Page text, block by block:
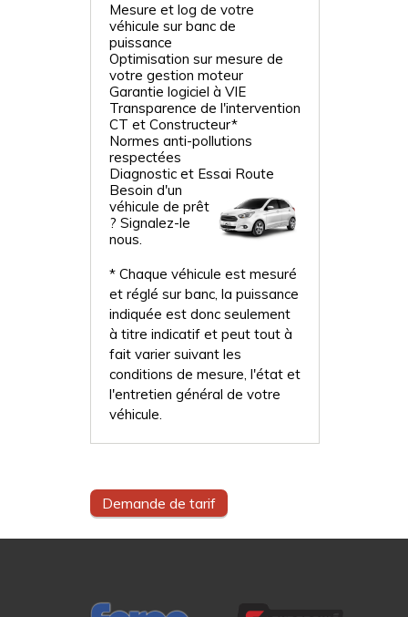
Mesure et log de votre
véhicule sur banc de
puissance
Optimisation sur mesure de
votre gestion moteur
Garantie logiciel à VIE
Transparence de l'intervention
CT et Constructeur*
Normes anti-pollutions
respectées
Diagnostic et Essai Route
Besoin d'un
véhicule de prêt
? Signalez-le
nous.
* Chaque véhicule est mesuré
et réglé sur banc, la puissance
indiquée est donc seulement
à titre indicatif et peut tout à
fait varier suivant les
conditions de mesure, l'état et
l'entretien général de votre
véhicule.
Demande de tarif